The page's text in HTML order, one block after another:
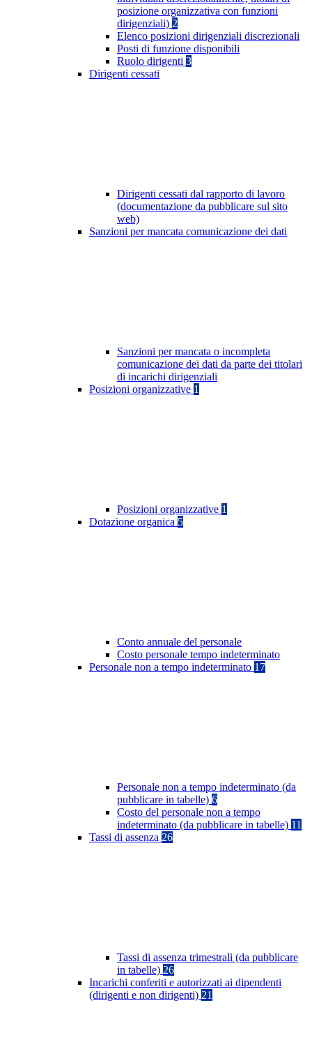
posizione organizzativa con funzioni
dirigenziali) 2
Elenco posizioni dirigenziali discrezionali
Posti di funzione disponibili
Ruolo dirigenti 3
Dirigenti cessati
Dirigenti cessati dal rapporto di lavoro
(documentazione da pubblicare sul sito
web)
Sanzioni per mancata comunicazione dei dati
Sanzioni per mancata o incompleta
comunicazione dei dati da parte dei titolari
di incarichi dirigenziali
Posizioni organizzative 1
Posizioni organizzative 1
Dotazione organica 5
Conto annuale del personale
Costo personale tempo indeterminato
Personale non a tempo indeterminato 17
Personale non a tempo indeterminato (da
pubblicare in tabelle) 6
Costo del personale non a tempo
indeterminato (da pubblicare in tabelle) 11
Tassi di assenza 26
Tassi di assenza trimestrali (da pubblicare
in tabelle) 26
Incarichi conferiti e autorizzati ai dipendenti
(dirigenti e non dirigenti) 21